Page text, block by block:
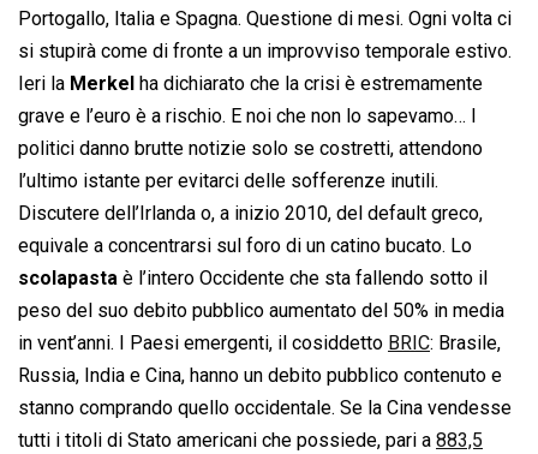
b
o
o
k
s
A
p
p
e
d
I
n
a
d
s
l
L
i
n
k
t
Portogallo, Italia e Spagna. Questione di mesi. Ogni volta ci
si stupirà come di fronte a un improvviso temporale estivo.
Ieri la Merkel ha dichiarato che la crisi è estremamente
grave e l’euro è a rischio. E noi che non lo sapevamo… I
politici danno brutte notizie solo se costretti, attendono
l’ultimo istante per evitarci delle sofferenze inutili.
Discutere dell’Irlanda o, a inizio 2010, del default greco,
equivale a concentrarsi sul foro di un catino bucato. Lo
scolapasta è l’intero Occidente che sta fallendo sotto il
peso del suo debito pubblico aumentato del 50% in media
in vent’anni. I Paesi emergenti, il cosiddetto BRIC: Brasile,
Russia, India e Cina, hanno un debito pubblico contenuto e
stanno comprando quello occidentale. Se la Cina vendesse
tutti i titoli di Stato americani che possiede, pari a 883,5